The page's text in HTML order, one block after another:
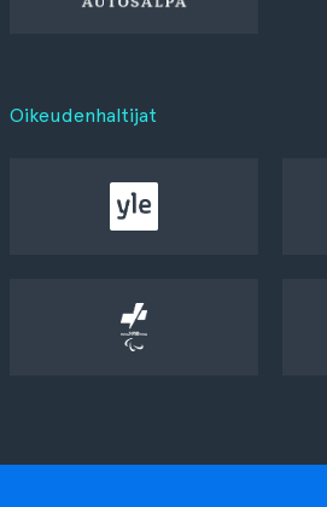
Oikeudenhaltijat